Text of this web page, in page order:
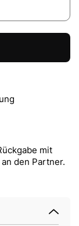
mit
den Partner.